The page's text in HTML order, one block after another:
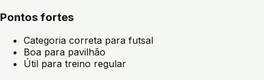
Pontos fortes
Categoria correta para futsal
Boa para pavilhão
Útil para treino regular